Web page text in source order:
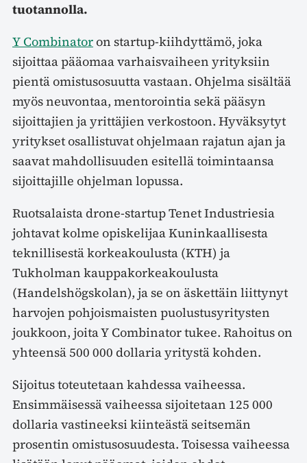
tuotannolla.
Y Combinatoron startup-kiihdyttämö, joka
sijoittaa pääomaa varhaisvaiheen yrityksiin
pientä omistusosuutta vastaan. Ohjelma sisältää
myös neuvontaa, mentorointia sekä pääsyn
sijoittajien ja yrittäjien verkostoon. Hyväksytyt
yritykset osallistuvat ohjelmaan rajatun ajan ja
saavat mahdollisuuden esitellä toimintaansa
sijoittajille ohjelman lopussa.
Ruotsalaista drone-startup Tenet Industriesia
johtavat kolme opiskelijaa Kuninkaallisesta
teknillisestä korkeakoulusta (KTH) ja
Tukholman kauppakorkeakoulusta
(Handelshögskolan), ja se on äskettäin liittynyt
harvojen pohjoismaisten puolustusyritysten
joukkoon, joita Y Combinator tukee. Rahoitus on
yhteensä 500 000 dollaria yritystä kohden.
Sijoitus toteutetaan kahdessa vaiheessa.
Ensimmäisessä vaiheessa sijoitetaan 125 000
dollaria vastineeksi kiinteästä seitsemän
prosentin omistusosuudesta. Toisessa vaiheessa